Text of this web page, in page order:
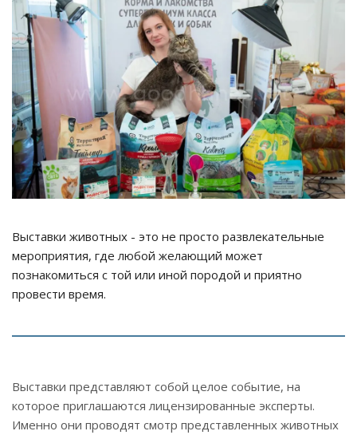
Выставки животных - это не просто развлекательные
мероприятия, где любой желающий может
познакомиться с той или иной породой и приятно
провести время.
Выставки представляют собой целое событие, на
которое приглашаются лицензированные эксперты.
Именно они проводят смотр представленных животных